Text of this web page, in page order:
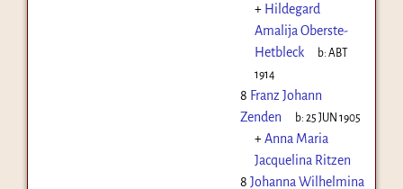
+ Hildegard
Amalija Oberste-
Hetbleck
b:ABT
1914
8 Franz Johann
Zenden
b:25 JUN 1905
+Anna Maria
Jacquelina Ritzen
8 Johanna Wilhelmina